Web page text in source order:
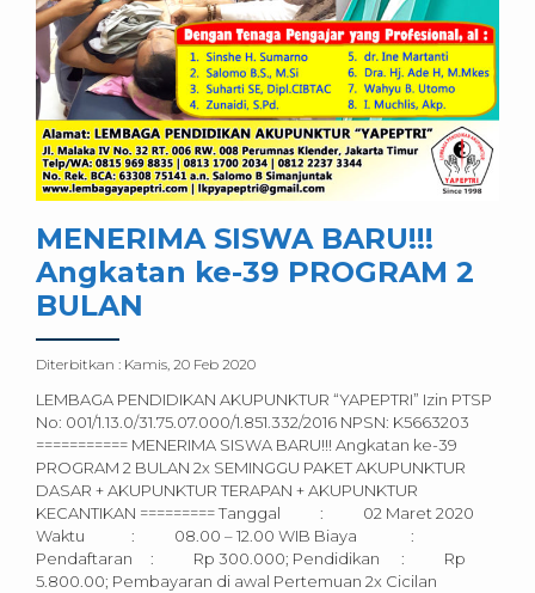
MENERIMA SISWA BARU!!!
Angkatan ke-39 PROGRAM 2
BULAN
Diterbitkan : Kamis, 20 Feb 2020
LEMBAGA PENDIDIKAN AKUPUNKTUR “YAPEPTRI” Izin PTSP
No: 001/1.13.0/31.75.07.000/1.851.332/2016 NPSN: K5663203
=========== MENERIMA SISWA BARU!!! Angkatan ke-39
PROGRAM 2 BULAN 2x SEMINGGU PAKET AKUPUNKTUR
DASAR + AKUPUNKTUR TERAPAN + AKUPUNKTUR
KECANTIKAN ========= Tanggal : 02 Maret 2020
Waktu : 08.00 – 12.00 WIB Biaya :
Pendaftaran : Rp 300.000; Pendidikan : Rp
5.800.00; Pembayaran di awal Pertemuan 2x Cicilan